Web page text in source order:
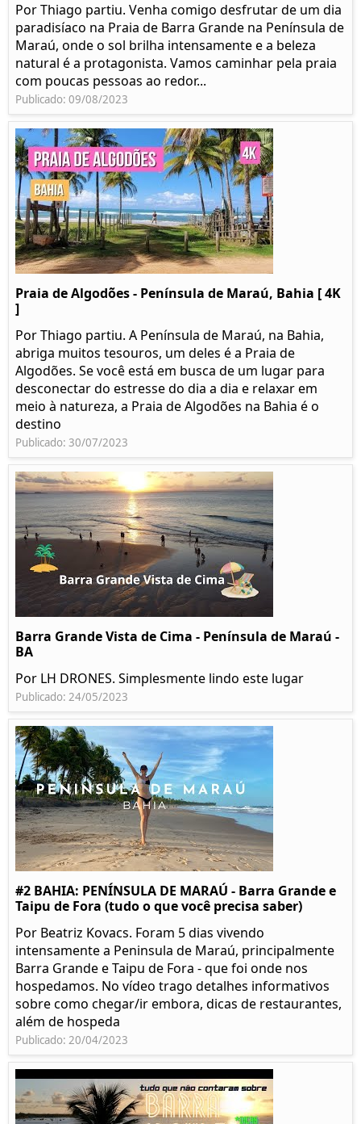
Por Thiago partiu. Venha comigo desfrutar de um dia
paradisíaco na Praia de Barra Grande na Península de
Maraú, onde o sol brilha intensamente e a beleza
natural é a protagonista. Vamos caminhar pela praia
com poucas pessoas ao redor...
Publicado: 09/08/2023
Praia de Algodões - Península de Maraú, Bahia [ 4K
]
Por Thiago partiu. A Península de Maraú, na Bahia,
abriga muitos tesouros, um deles é a Praia de
Algodões. Se você está em busca de um lugar para
desconectar do estresse do dia a dia e relaxar em
meio à natureza, a Praia de Algodões na Bahia é o
destino
Publicado: 30/07/2023
Barra Grande Vista de Cima - Península de Maraú -
BA
Por LH DRONES. Simplesmente lindo este lugar
Publicado: 24/05/2023
#2 BAHIA: PENÍNSULA DE MARAÚ - Barra Grande e
Taipu de Fora (tudo o que você precisa saber)
Por Beatriz Kovacs. Foram 5 dias vivendo
intensamente a Peninsula de Maraú, principalmente
Barra Grande e Taipu de Fora - que foi onde nos
hospedamos. No vídeo trago detalhes informativos
sobre como chegar/ir embora, dicas de restaurantes,
além de hospeda
Publicado: 20/04/2023